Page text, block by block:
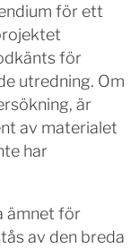
för ett
för
utredning. Om
är
av materialet
har
ämnet för
av den breda